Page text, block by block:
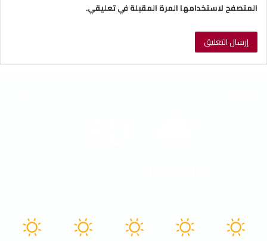
المتصفح لاستخدامها المرة المقبلة في تعليقي.